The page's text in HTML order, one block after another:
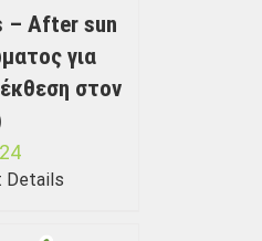
– After sun
για
στον
Details